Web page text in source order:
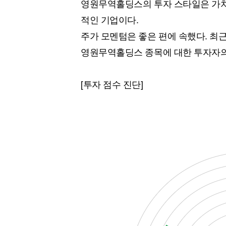
영원무역홀딩스의 투자 스타일은
적인 기업이다.
주가 모멘텀은 좋은 편에 속했다. 최
영원무역홀딩스 종목에 대한 투자자
[투자 점수 진단]